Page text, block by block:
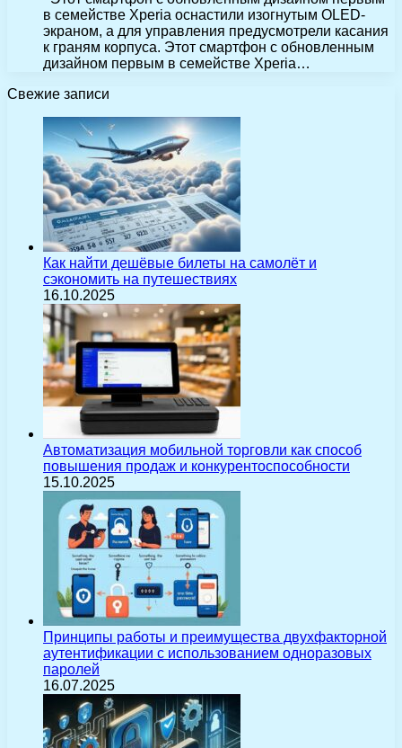
в семействе Xperia оснастили изогнутым OLED-
экраном, а для управления предусмотрели касания
к граням корпуса. Этот смартфон с обновленным
дизайном первым в семействе Xperia…
Свежие записи
Как найти дешёвые билеты на самолёт и
сэкономить на путешествиях
16.10.2025
Автоматизация мобильной торговли как способ
повышения продаж и конкурентоспособности
15.10.2025
Принципы работы и преимущества двухфакторной
аутентификации с использованием одноразовых
паролей
16.07.2025